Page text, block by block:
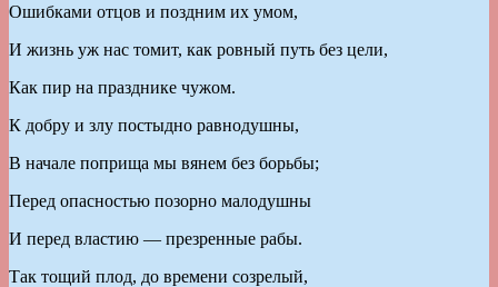
Ошибками отцов и поздним их умом,
И жизнь уж нас томит, как ровный путь без цели,
Как пир на празднике чужом.
К добру и злу постыдно равнодушны,
В начале поприща мы вянем без борьбы;
Перед опасностью позорно малодушны
И перед властию — презренные рабы.
Так тощий плод, до времени созрелый,